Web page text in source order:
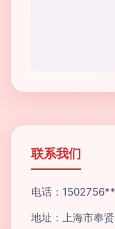
联系我们
电话：1502756**
地址：上海市奉